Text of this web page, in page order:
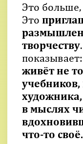
Это
Это
творчеству
показывает:
живёт не
учебников,
художника,
в мыслях
что-то своё.